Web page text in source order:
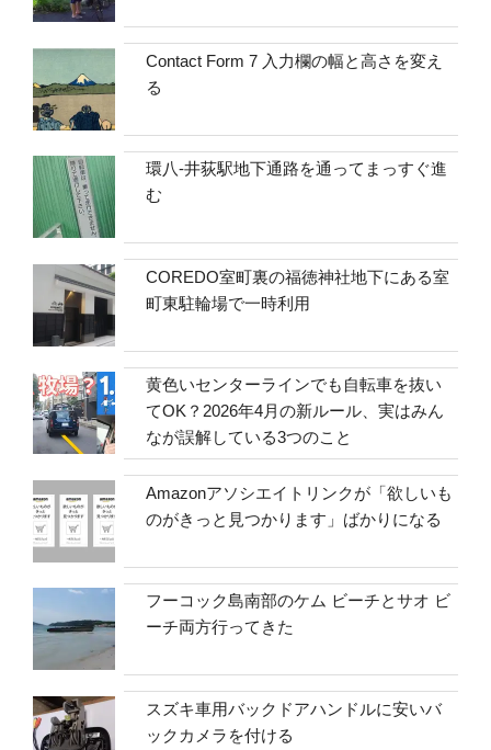
Contact Form 7 入力欄の幅と高さを変え
る
環八-井荻駅地下通路を通ってまっすぐ進
む
COREDO室町裏の福徳神社地下にある室
町東駐輪場で一時利用
黄色いセンターラインでも自転車を抜い
てOK？2026年4月の新ルール、実はみん
なが誤解している3つのこと
Amazonアソシエイトリンクが「欲しいも
のがきっと見つかります」ばかりになる
フーコック島南部のケム ビーチとサオ ビ
ーチ両方行ってきた
スズキ車用バックドアハンドルに安いバ
ックカメラを付ける